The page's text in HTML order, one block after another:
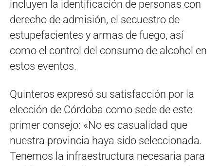
incluyen la identificación de personas con
derecho de admisión, el secuestro de
estupefacientes y armas de fuego, así
como el control del consumo de alcohol en
estos eventos.
Quinteros expresó su satisfacción por la
elección de Córdoba como sede de este
primer consejo: «No es casualidad que
nuestra provincia haya sido seleccionada.
Tenemos la infraestructura necesaria para